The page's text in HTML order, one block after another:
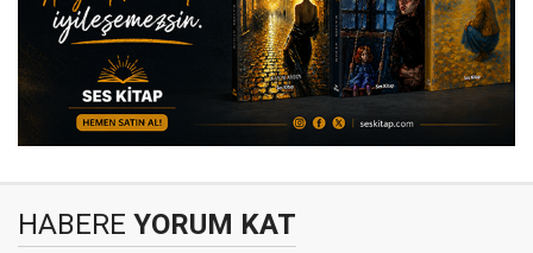
HABERE YORUM KAT